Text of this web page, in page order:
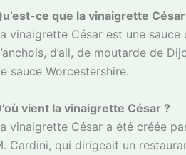
ce que la vinaigrette
vinaigrette César est une sauce
d’ail, de moutarde de
sauce Worcestershire.
vient la vinaigrette César ?
vinaigrette César a été créée
Cardini, qui dirigeait un